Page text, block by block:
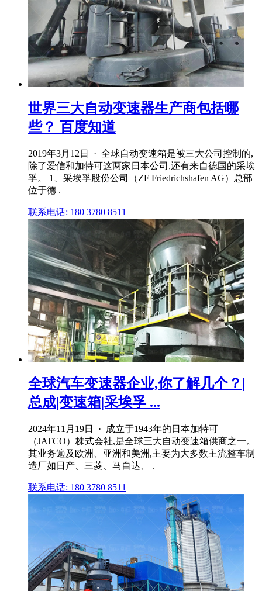
世界三大自动变速器生产商包括哪
些？ 百度知道
2019年3月12日 · 全球自动变速箱是被三大公司控制的,
除了爱信和加特可这两家日本公司,还有来自德国的采埃
孚。 1、采埃孚股份公司（ZF Friedrichshafen AG）总部
位于德 .
联系电话: 180 3780 8511
全球汽车变速器企业,你了解几个？|
总成|变速箱|采埃孚 ...
2024年11月19日 · 成立于1943年的日本加特可
（JATCO）株式会社,是全球三大自动变速箱供商之一。
其业务遍及欧洲、亚洲和美洲,主要为大多数主流整车制
造厂如日产、三菱、马自达、 .
联系电话: 180 3780 8511